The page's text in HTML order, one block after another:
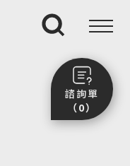
搜尋
諮詢單
（0）